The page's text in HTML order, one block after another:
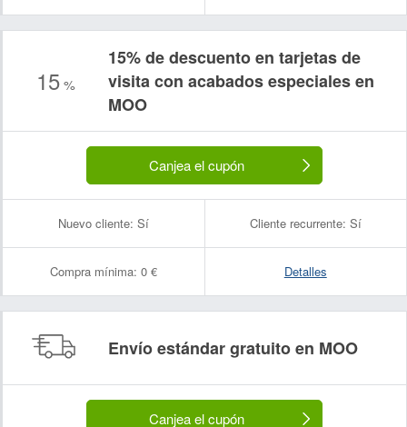
15 %
15% de descuento en tarjetas de
visita con acabados especiales en
MOO
Canjea el cupón
Nuevo cliente: Sí Cliente recurrente: Sí
Compra mínima: 0 € Detalles
Envío estándar gratuito en MOO
Canjea el cupón
Nombre:
Correo electrónico: